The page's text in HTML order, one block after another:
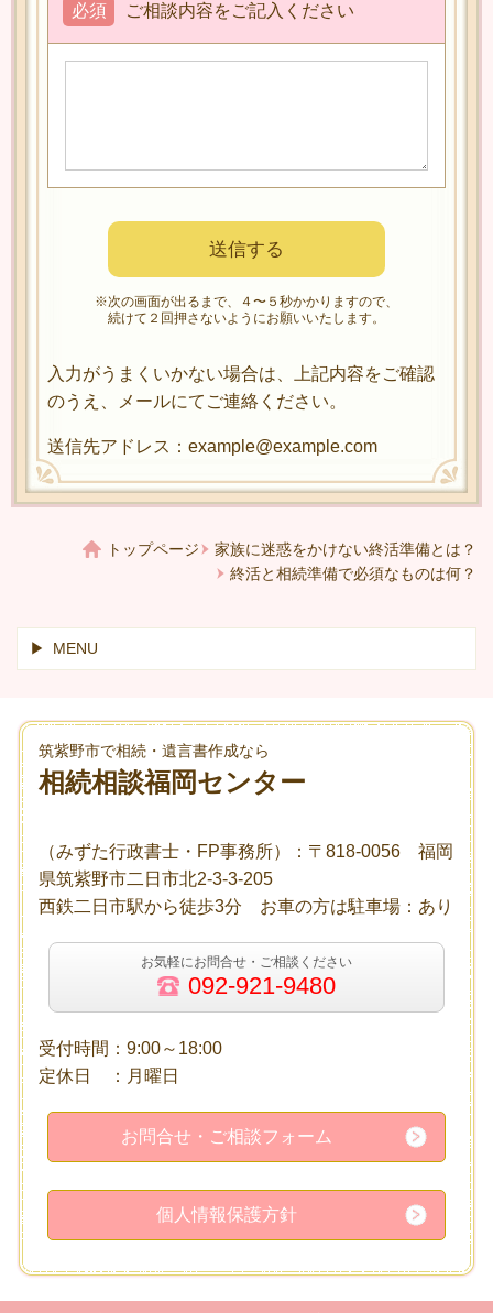
ご相談内容をご記入ください
必須
※次の画面が出るまで、４〜５秒かかりますので、
続けて２回押さないようにお願いいたします。
入力がうまくいかない場合は、上記内容をご確認
のうえ、メールにてご連絡ください。
送信先アドレス：example@example.com
トップページ
家族に迷惑をかけない終活準備とは？
終活と相続準備で必須なものは何？
MENU
筑紫野市で相続・遺言書作成なら
相続相談福岡センター
（みずた行政書士・FP事務所）：〒818-0056 福岡
県筑紫野市二日市北2-3-3-205
西鉄二日市駅から徒歩3分 お車の方は駐車場：あり
お気軽にお問合せ・ご相談ください
092-921-9480
受付時間：9:00～18:00
定休日 ：月曜日
お問合せ・ご相談フォーム
個人情報保護方針